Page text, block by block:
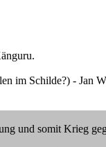
im Schilde?) - Jan
und somit Krieg